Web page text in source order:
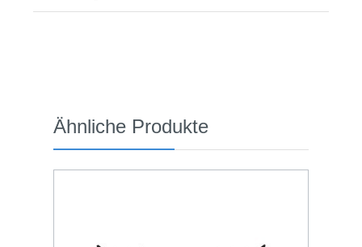
Produktgalerie überspringen
Ähnliche Produkte